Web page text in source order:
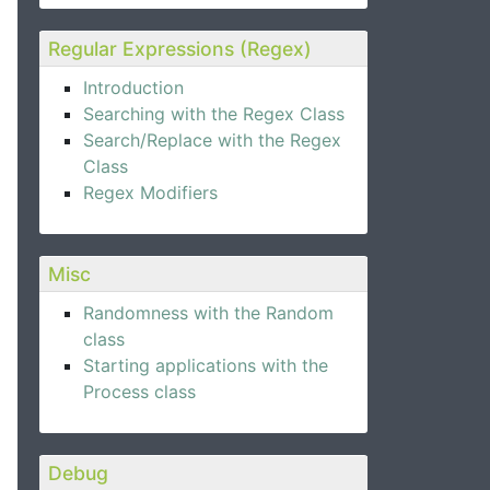
Regular Expressions (Regex)
Introduction
Searching with the Regex Class
Search/Replace with the Regex
Class
Regex Modifiers
Misc
Randomness with the Random
class
Starting applications with the
Process class
Debug